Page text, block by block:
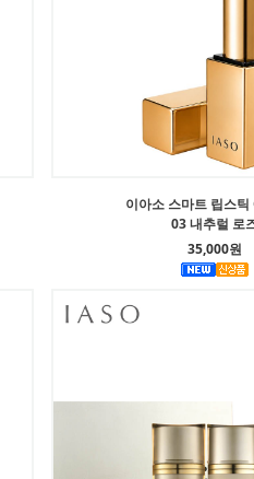
이아소 스마트 립스틱
03 내추럴 로
35,000원